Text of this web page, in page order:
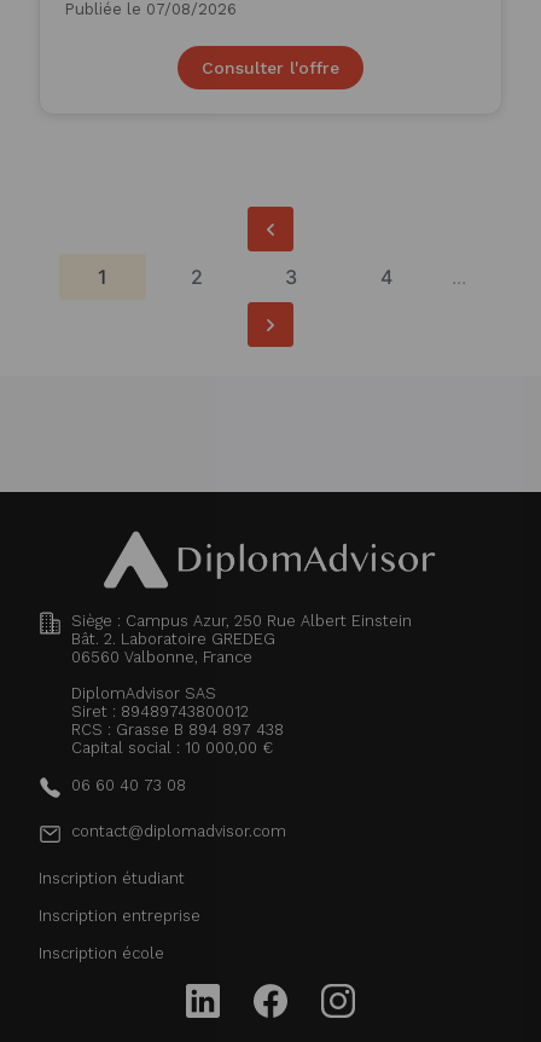
Publiée le 07/08/2026
Consulter l'offre
1 2 3 4 ...
Siège : Campus Azur, 250 Rue Albert Einstein
Bât. 2. Laboratoire GREDEG
06560 Valbonne, France
DiplomAdvisor SAS
Siret : 89489743800012
RCS : Grasse B 894 897 438
Capital social : 10 000,00 €
06 60 40 73 08
contact@diplomadvisor.com
Inscription étudiant
Inscription entreprise
Inscription école